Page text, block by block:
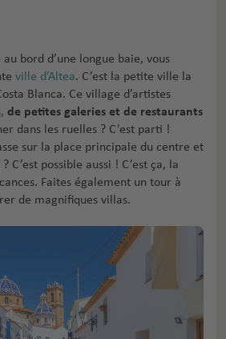
bord d’une longue baie, vous
ville d’Altea. C’est la petite ville la
Blanca. Ce village d’artistes
de petites galeries et de restaurants
dans les ruelles ? C’est parti !
sur la place principale du centre et
C’est possible aussi ! C’est ça, la
Faites également un tour à
de magnifiques villas.